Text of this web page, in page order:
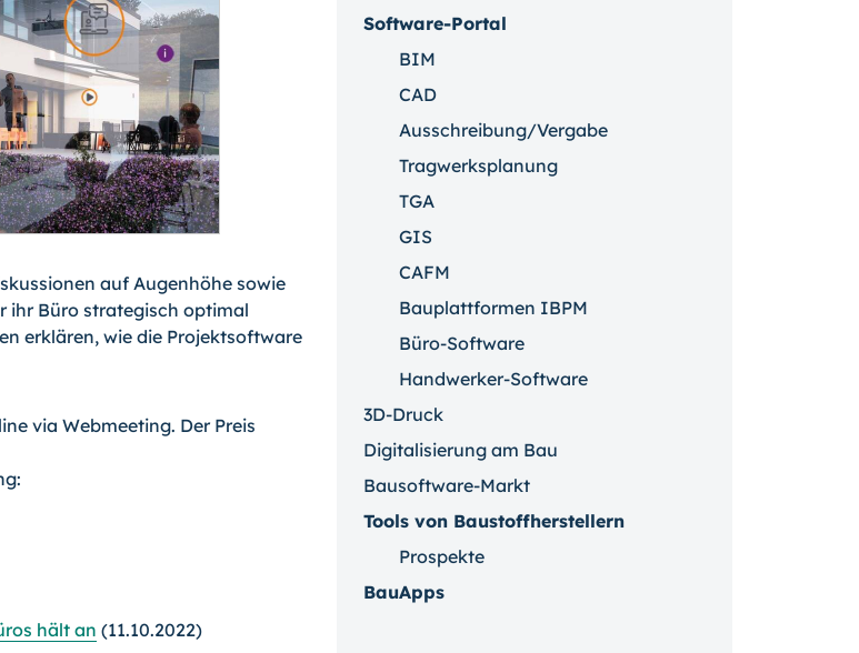
auf Augenhöhe sowie
ihr Büro strategisch optimal
erklären, wie die Projektsoftware
via Webmeeting. Der Preis
hält an (11.10.2022)
Software-Portal
BIM
CAD
Ausschreibung/Vergabe
Tragwerksplanung
TGA
GIS
CAFM
Bauplattformen IBPM
Büro-Software
Handwerker-Software
3D-Druck
Digitalisierung am Bau
Bausoftware-Markt
Tools von Baustoffherstellern
Prospekte
BauApps